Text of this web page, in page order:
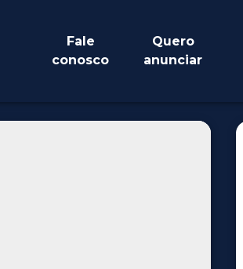
Fale
conosco
Quero
anunciar